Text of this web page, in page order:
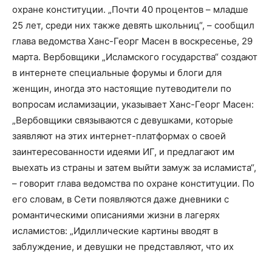
охране конституции. „Почти 40 процентов – младше
25 лет, среди них также девять школьниц“, – сообщил
глава ведомства Ханс-Георг Масен в воскресенье, 29
марта. Вербовщики „Исламского государства“ создают
в интернете специальные форумы и блоги для
женщин, иногда это настоящие путеводители по
вопросам исламизации, указывает Ханс-Георг Масен:
„Вербовщики связываются с девушками, которые
заявляют на этих интернет-платформах о своей
заинтересованности идеями ИГ, и предлагают им
выехать из страны и затем выйти замуж за исламиста“,
– говорит глава ведомства по охране конституции. По
его словам, в Сети появляются даже дневники с
романтическими описаниями жизни в лагерях
исламистов: „Идиллические картины вводят в
заблуждение, и девушки не представляют, что их